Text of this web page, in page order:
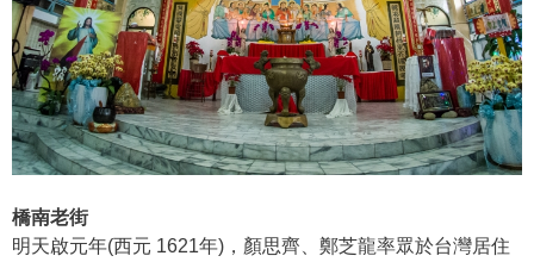
橋南老街
明天啟元年(西元 1621年)，顏思齊、鄭芝龍率眾於台灣居住